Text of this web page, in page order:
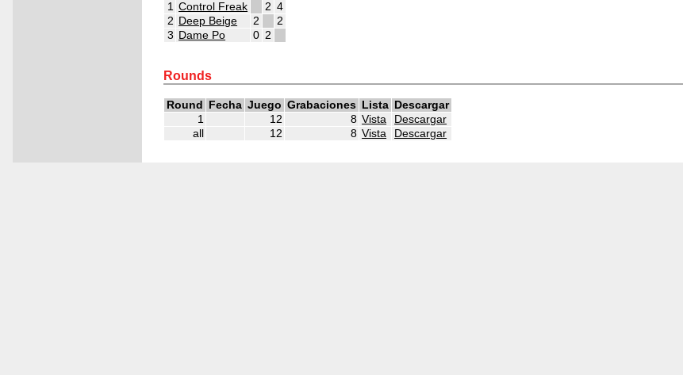
1 Control Freak 2 4
2 Deep Beige 2
2
3 Dame Po 0 2
Rounds
Round Fecha Juego Grabaciones Lista
Descargar
1
12 8 Vista
Descargar
all
12 8 Vista Descargar